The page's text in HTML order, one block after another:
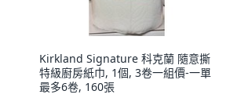
Kirkland Signature 科克蘭 隨意撕
特級廚房紙巾, 1個, 3卷一組價-一單
最多6卷, 160張